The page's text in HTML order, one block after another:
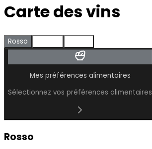
Carte des vins
Rosso
Mes préférences alimentaires
Sélectionnez vos préférences alimentaires
Rosso